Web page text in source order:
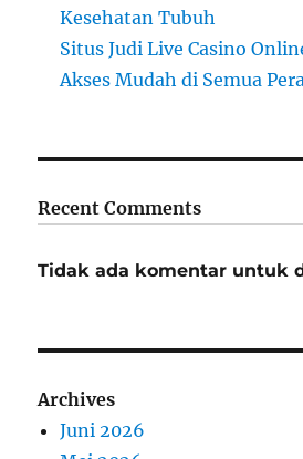
Kesehatan Tubuh
Situs Judi Live Casino
Akses Mudah di Semua
Recent Comments
Tidak ada komentar untuk
Archives
Juni 2026